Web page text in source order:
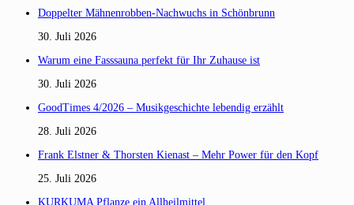
Doppelter Mähnenrobben-Nachwuchs in Schönbrunn
30. Juli 2026
Warum eine Fasssauna perfekt für Ihr Zuhause ist
30. Juli 2026
GoodTimes 4/2026 – Musikgeschichte lebendig erzählt
28. Juli 2026
Frank Elstner & Thorsten Kienast – Mehr Power für den Kopf
25. Juli 2026
KURKUMA Pflanze ein Allheilmittel